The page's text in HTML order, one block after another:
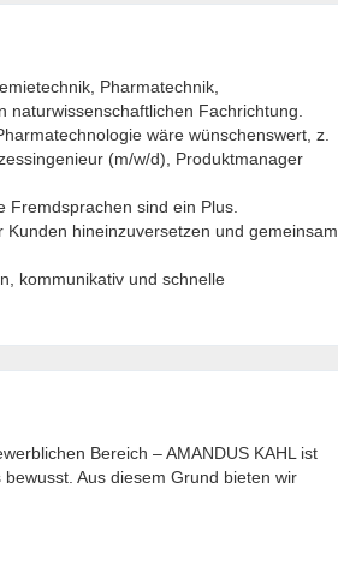
Pharmatechnik,
Fachrichtung.
wäre wünschenswert, z.
(m/w/d), Produktmanager
Fremdsprachen sind ein Plus.
hineinzuversetzen und gemeinsam
kommunikativ und schnelle
Bereich – AMANDUS KAHL ist
Aus diesem Grund bieten wir